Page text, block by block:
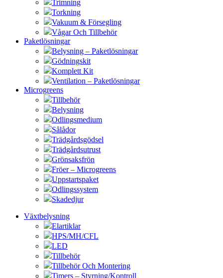
Trimning
Torkning
Vakuum & Försegling
Vågar Och Tillbehör
Paketlösningar
Belysning – Paketlösningar
Gödningskit
Komplett Kit
Ventilation – Paketlösningar
Microgreens
Tillbehör
Belysning
Odlingsmedium
Sålådor
Trädgårdsgödsel
Trädgårdsutrust
Grönsaksfrön
Fröer – Microgreens
Uppstartspaket
Odlingssystem
Skadedjur
Växtbelysning
Elartiklar
HPS/MH/CFL
LED
Tillbehör
Tillbehör Och Montering
Timers – Styrning/Kontroll